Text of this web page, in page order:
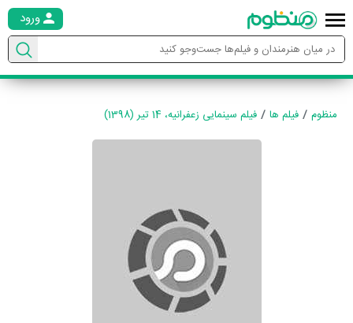
ورود
منظوم فیلم ها فیلم سینمایی زعفرانیه، 14 تیر (1398)